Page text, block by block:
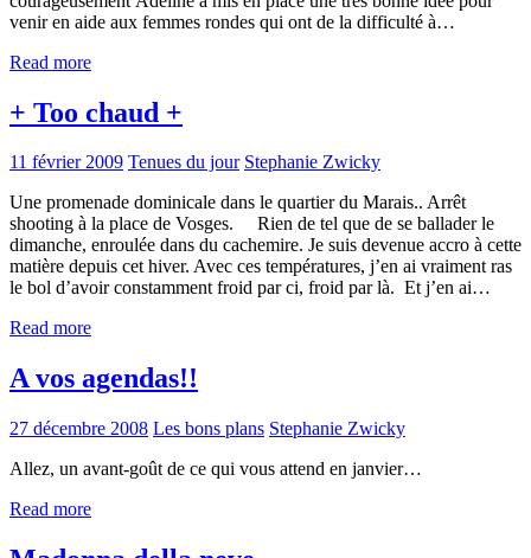
venir en aide aux femmes rondes qui ont de la difficulté à…
Read more
+ Too chaud +
11 février 2009 Tenues du jour Stephanie Zwicky
Une promenade dominicale dans le quartier du Marais.. Arrêt
shooting à la place de Vosges. Rien de tel que de se ballader le
dimanche, enroulée dans du cachemire. Je suis devenue accro à cette
matière depuis cet hiver. Avec ces températures, j’en ai vraiment ras
le bol d’avoir constamment froid par ci, froid par là. Et j’en ai…
Read more
A vos agendas!!
27 décembre 2008 Les bons plans Stephanie Zwicky
Allez, un avant-goût de ce qui vous attend en janvier…
Read more